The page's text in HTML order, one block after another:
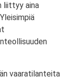
liittyy aina
vaaratilanteita